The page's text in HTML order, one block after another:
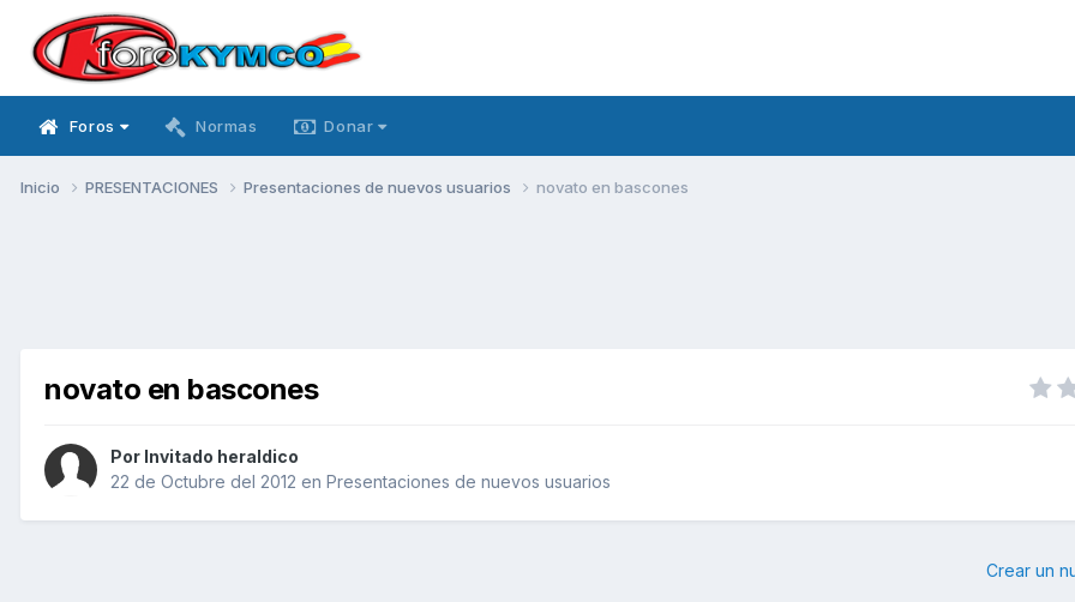
Foros Normas Donar
Inicio PRESENTACIONES Presentaciones de nuevos usuarios novato en bascones
novato en bascones
Por Invitado heraldico
22 de Octubre del 2012 en Presentaciones de nuevos usuarios
Crear un